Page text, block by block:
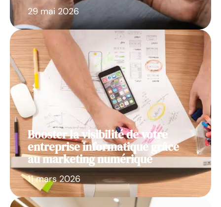
29 mai 2026
Booster la visibilité de votre
entreprise informatique grâce
au marketing numérique
11 mars 2026